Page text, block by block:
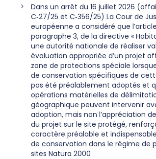
Dans un arrêt du 16 juillet 2026
C‑27/25 et C‑356/25) La Cour de
européenne a considéré que
paragraphe 3, de la directive «
une autorité nationale de réaliser
évaluation appropriée d’un projet
zone de protections spéciale
de conservation spécifiques de
pas été préalablement adoptés et
opérations matérielles de
géographique peuvent intervenir
adoption, mais non l’appréciation
du projet sur le site protégé,
caractère préalable et
de conservation dans le régime de
sites Natura 2000